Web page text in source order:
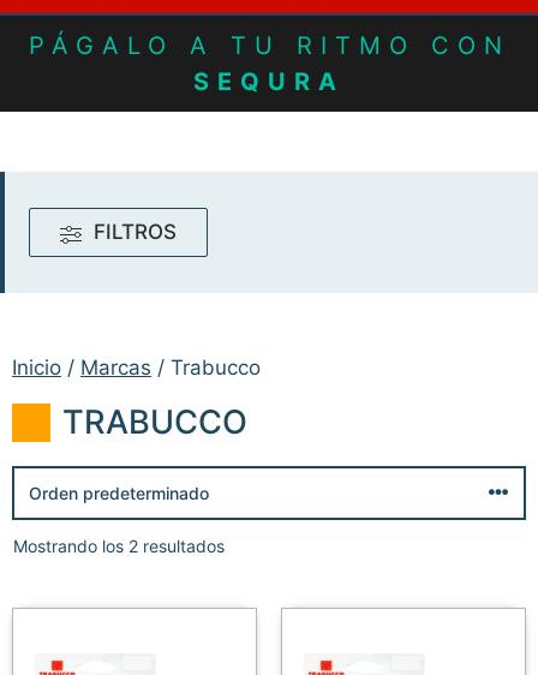
PÁGALO A TU RITMO CON
SEQURA
Inicio / Marcas / Trabucco
TRABUCCO
Mostrando los 2 resultados
FILTROS